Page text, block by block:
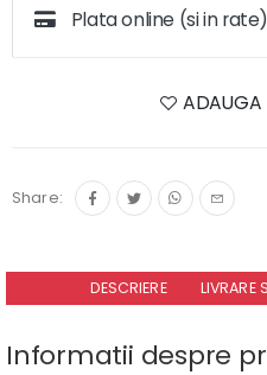
Plata online (si in rate)
ADAUGA
Share:
DESCRIERE LIVRARE
Informatii despre